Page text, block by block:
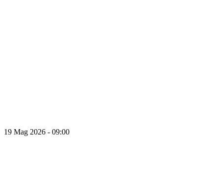
19 Mag 2026 - 09:00